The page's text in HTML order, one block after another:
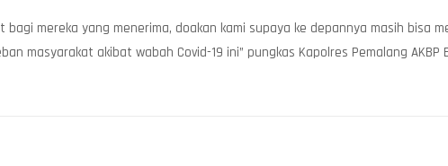
bagi mereka yang menerima, doakan kami supaya ke depannya masih bisa
masyarakat akibat wabah Covid-19 ini” pungkas Kapolres Pemalang AKBP